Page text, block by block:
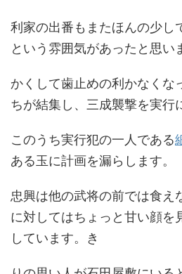
利家の出番もまたほんの少し
という雰囲気があったと思い
かくして歯止めの利かなくな
ちが結集し、三成襲撃を実行
このうち実行犯の一人である
ある玉に計画を漏らします。
忠興は他の武将の前では食え
に対してはちょっと甘い顔を
しています。き